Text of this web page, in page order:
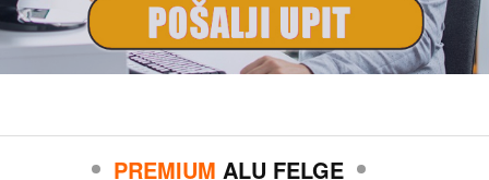
PREMIUM ALU FELGE